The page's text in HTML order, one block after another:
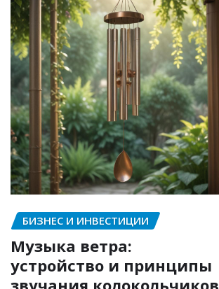
БИЗНЕС И ИНВЕСТИЦИИ
Музыка ветра:
устройство и принципы